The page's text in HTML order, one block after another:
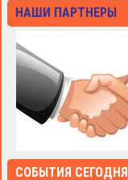
НАШИ ПАРТНЕРЫ
СОБЫТИЯ СЕГОДНЯ